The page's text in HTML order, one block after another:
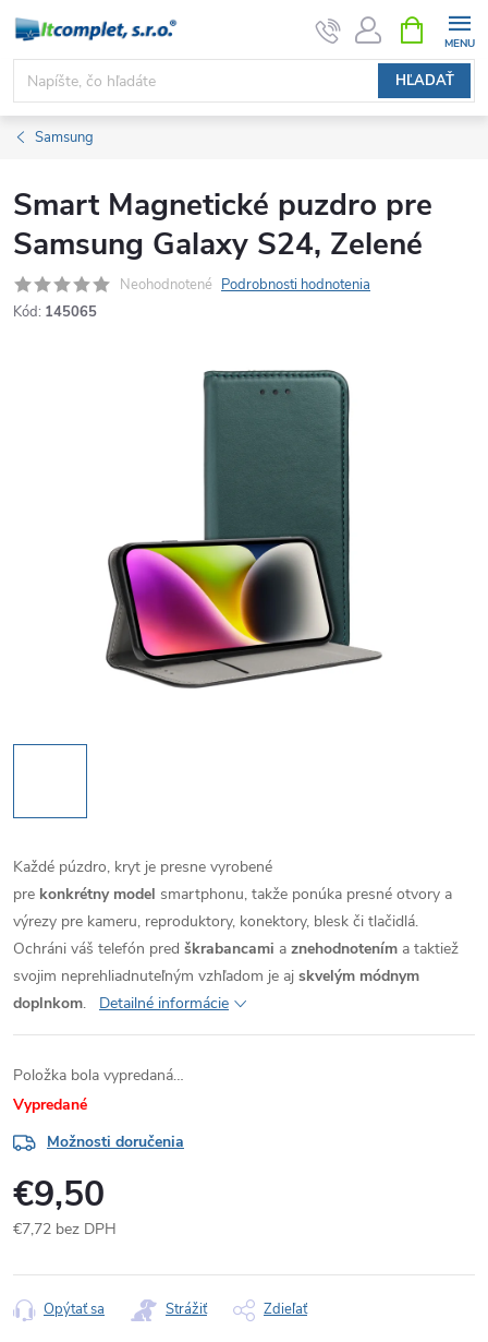
Prejsť
obsah
HĽADAŤ
KOŠÍK
Samsung
Smart Magnetické puzdro pre
Samsung Galaxy S24, Zelené
Neohodnotené Podrobnosti hodnotenia
Kód: 145065
Každé púzdro, kryt je presne vyrobené
pre konkrétny model smartphonu, takže ponúka presné otvory a
výrezy pre kameru, reproduktory, konektory, blesk či tlačidlá.
Ochráni váš telefón pred škrabancami a znehodnotením a taktiež
svojim neprehliadnuteľným vzhľadom je aj skvelým módnym
doplnkom. Detailné informácie
Položka bola vypredaná…
Vypredané
Možnosti doručenia
€9,50
€7,72 bez DPH
cena:
Opýtať sa Strážiť Zdieľať